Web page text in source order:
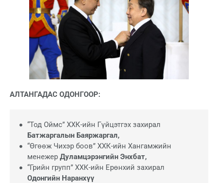
АЛТАНГАДАС ОДОНГООР:
“Тод Оймс” ХХК-ийн Гүйцэтгэх захирал
Батжаргалын Баяржаргал,
“Өгөөж Чихэр боов” ХХК-ийн Хангамжийн
менежер Дуламцэрэнгийн Энхбат,
“Грийн групп” ХХК-ийн Ерөнхий захирал
Одонгийн Наранхүү